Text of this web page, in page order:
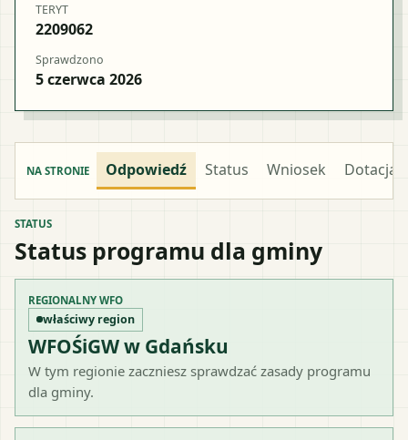
TERYT
2209062
Sprawdzono
5 czerwca 2026
NA STRONIE Odpowiedź Status Wniosek Dotacja
STATUS
Status programu dla gminy
REGIONALNY WFO
właściwy region
WFOŚiGW w Gdańsku
W tym regionie zaczniesz sprawdzać zasady programu
dla gminy.